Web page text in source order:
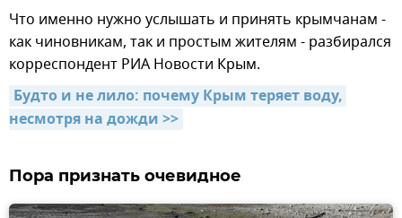
Что именно нужно услышать и принять крымчанам -
как чиновникам, так и простым жителям - разбирался
корреспондент РИА Новости Крым.
Будто и не лило: почему Крым теряет воду,
несмотря на дожди >>
Пора признать очевидное